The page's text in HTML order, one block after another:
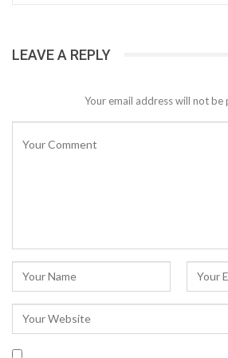
LEAVE A REPLY
Your email address will not be